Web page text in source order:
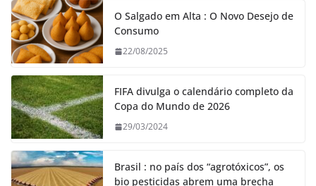
O Salgado em Alta : O Novo Desejo de
Consumo
22/08/2025
FIFA divulga o calendário completo da
Copa do Mundo de 2026
29/03/2024
Brasil : no país dos “agrotóxicos”, os
bio pesticidas abrem uma brecha